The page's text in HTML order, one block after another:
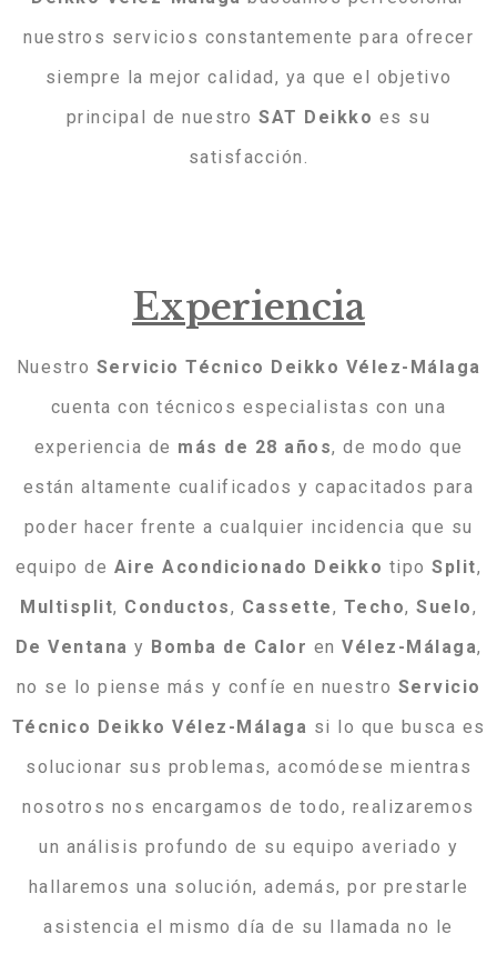
nuestros servicios constantemente para ofrecer
siempre la mejor calidad, ya que el objetivo
principal de nuestroSAT Deikko es su
satisfacción.
Experiencia
Nuestro Servicio Técnico Deikko Vélez-Málaga
cuenta con técnicos especialistas con una
experiencia de más de 28 años, de modo que
están altamente cualificados y capacitados para
poder hacer frente a cualquier incidencia que su
equipo de Aire Acondicionado Deikko tipoSplit,
Multisplit, Conductos, Cassette, Techo, Suelo,
De Ventana y Bomba de Calor en Vélez-Málaga,
no se lo piense más y confíe en nuestro Servicio
Técnico Deikko Vélez-Málaga si lo que busca es
solucionar sus problemas, acomódese mientras
nosotros nos encargamos de todo, realizaremos
un análisis profundo de su equipo averiado y
hallaremos una solución, además, por prestarle
asistencia el mismo día de su llamada no le